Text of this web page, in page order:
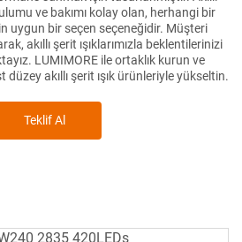
ve bakımı kolay olan, herhangi bir
uygun bir seçen seçeneğidir. Müşteri
akıllı şerit ışıklarımızla beklentilerinizi
LUMIMORE ile ortaklık kurun ve
akıllı şerit ışık ürünleriyle yükseltin.
Teklif Al